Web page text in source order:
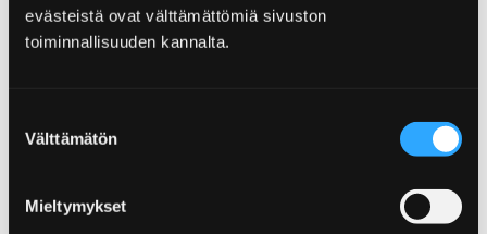
evästeistä ovat välttämättömiä sivuston
toiminnallisuuden kannalta.
valinta
Välttämätön
Mieltymykset